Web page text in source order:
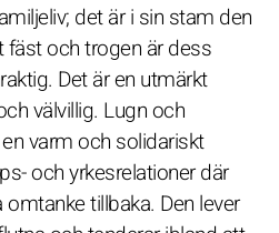
det är i sin stam den
fäst och trogen är dess
Det är en utmärkt
välvillig. Lugn och
varm och solidariskt
och yrkesrelationer där
tillbaka. Den lever